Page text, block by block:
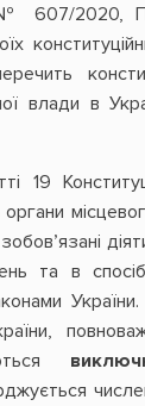
607/2020,
влади в
19
та в